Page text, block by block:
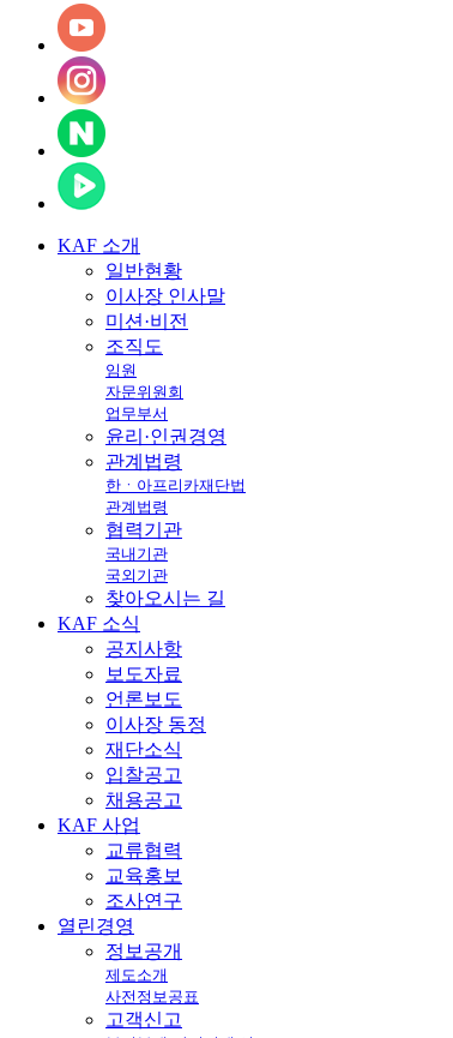
KAF 소개
일반현황
이사장 인사말
미션·비전
조직도
임원
자문위원회
업무부서
윤리·인권경영
관계법령
한ㆍ아프리카재단법
관계법령
협력기관
국내기관
국외기관
찾아오시는 길
KAF 소식
공지사항
보도자료
언론보도
이사장 동정
재단소식
입찰공고
채용공고
KAF 사업
교류협력
교육홍보
조사연구
열린경영
정보공개
제도소개
사전정보공표
고객신고